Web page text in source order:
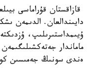
قازاقستان قۇراماسى
دايىندالعان. الدىمەن
ۇيىمداستىرىلىپ،
ماماندار
ەندى سونىڭ جەمىسىن